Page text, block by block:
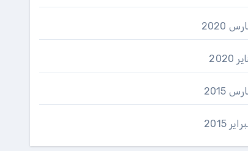
2020
2020
2015
2015